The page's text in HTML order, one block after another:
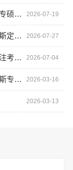
大连mpacc考研班哪个好 社科赛斯会计专硕考研开启备考专属计划 2026-07-19
大连mpacc考研辅导学费多少钱 社科赛斯定制专业辅导规划 2026-07-27
大连mpacc考研辅导前几名 社科赛斯专注考研教育 2026-07-04
大连mpacc辅导机构哪家老师好 社科赛斯专业教师定制专属课程 2026-03-16
2026-03-13